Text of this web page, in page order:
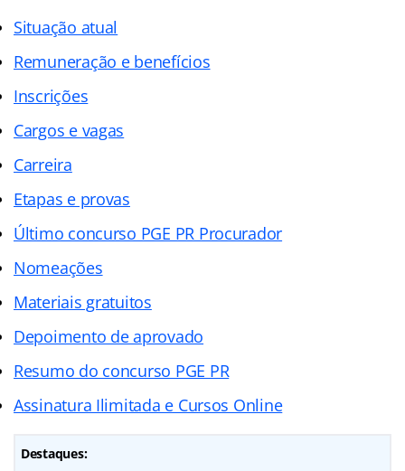
Situação atual
Remuneração e benefícios
Inscrições
Cargos e vagas
Carreira
Etapas e provas
Último concurso PGE PR Procurador
Nomeações
Materiais gratuitos
Depoimento de aprovado
Resumo do concurso PGE PR
Assinatura Ilimitada e Cursos Online
Destaques: